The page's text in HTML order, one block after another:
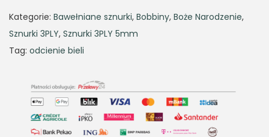
l
p
r
c
e
w
p
r
e
i
s
Kategorie: Bawełniane sznurki, Bobbiny, Boże Narodzenie,
Sznurki 3PLY, Sznurki 3PLY 5mm
Tag: odcienie bieli